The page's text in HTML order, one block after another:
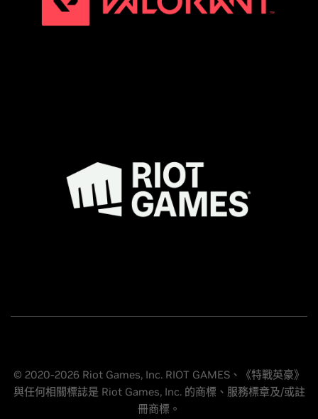
© 2020-2026 Riot Games, Inc. RIOT GAMES、《特戰英豪》
與任何相關標誌是 Riot Games, Inc. 的商標、服務標章及/或註
冊商標。